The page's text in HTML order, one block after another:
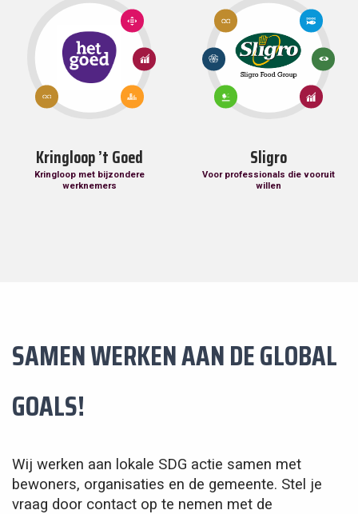
11: DUURZAME
STEDEN EN
GEMEENSCHAPPEN
8: EERLIJK
WERK EN
ECONOMISCHE
GROEI
10:
ONGELIJKHEID
VERMINDEREN
VERANTWOORDE
CONSUMPTIE EN
PRODUCTIE
Kringloop ’t Goed
Kringloop met bijzondere
werknemers
8: EERLIJK
WERK EN
ECONOMISCHE
GROEI
13:
LEVEN
IN
WATER
15:
HET
17:
PARTNERSCHAP
OM
DOELSTELLINGEN
TE BEREIKEN
VERANTWOORDE
CONSUMPTIE EN
PRODUCTIE
Sligro
Voor professionals die vooruit
willen
SAMEN WERKEN AAN DE GLOBAL
GOALS!
Wij werken aan lokale SDG actie samen met
bewoners, organisaties en de gemeente. Stel je
vraag door contact op te nemen met de